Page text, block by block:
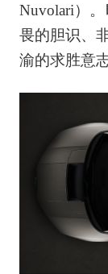
Nuvolari）
畏的胆识、
渝的求胜意